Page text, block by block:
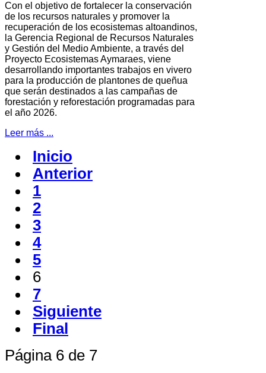
Con el objetivo de fortalecer la conservación
de los recursos naturales y promover la
recuperación de los ecosistemas altoandinos,
la Gerencia Regional de Recursos Naturales
y Gestión del Medio Ambiente, a través del
Proyecto Ecosistemas Aymaraes, viene
desarrollando importantes trabajos en vivero
para la producción de plantones de queñua
que serán destinados a las campañas de
forestación y reforestación programadas para
el año 2026.
Leer más ...
Inicio
Anterior
1
2
3
4
5
6
7
Siguiente
Final
Página 6 de 7